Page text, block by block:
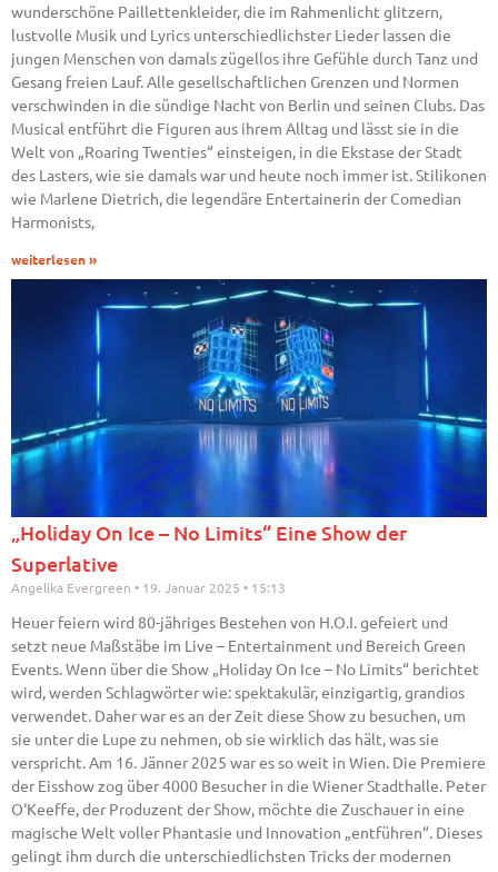
wunderschöne Paillettenkleider, die im Rahmenlicht glitzern,
lustvolle Musik und Lyrics unterschiedlichster Lieder lassen die
jungen Menschen von damals zügellos ihre Gefühle durch Tanz und
Gesang freien Lauf. Alle gesellschaftlichen Grenzen und Normen
verschwinden in die sündige Nacht von Berlin und seinen Clubs. Das
Musical entführt die Figuren aus ihrem Alltag und lässt sie in die
Welt von „Roaring Twenties“ einsteigen, in die Ekstase der Stadt
des Lasters, wie sie damals war und heute noch immer ist. Stilikonen
wie Marlene Dietrich, die legendäre Entertainerin der Comedian
Harmonists,
weiterlesen »
„Holiday On Ice – No Limits“ Eine Show der
Superlative
Angelika Evergreen 19. Januar 2025 15:13
Heuer feiern wird 80-jähriges Bestehen von H.O.I. gefeiert und
setzt neue Maßstäbe im Live – Entertainment und Bereich Green
Events. Wenn über die Show „Holiday On Ice – No Limits“ berichtet
wird, werden Schlagwörter wie: spektakulär, einzigartig, grandios
verwendet. Daher war es an der Zeit diese Show zu besuchen, um
sie unter die Lupe zu nehmen, ob sie wirklich das hält, was sie
verspricht. Am 16. Jänner 2025 war es so weit in Wien. Die Premiere
der Eisshow zog über 4000 Besucher in die Wiener Stadthalle. Peter
O‘Keeffe, der Produzent der Show, möchte die Zuschauer in eine
magische Welt voller Phantasie und Innovation „entführen“. Dieses
gelingt ihm durch die unterschiedlichsten Tricks der modernen